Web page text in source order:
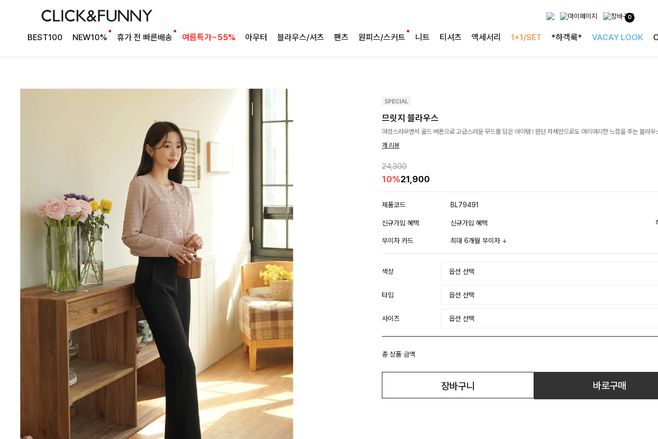
0
BEST100 NEW10% 휴가 전 빠른배송 여름특가~55% 아우터 블라우스/셔츠 팬츠 원피스/스커트 니트 티셔츠 액세서리 1+1/SET *하객룩* VACAY LOOK
므릿지 블라우스
여성스러우면서 골드 버튼으로 고급스러운 무드를 담은 아이템 ! 원단 자체만으로도 여리여리한 느낌을 주는 블라우
개 리뷰
24,300
10%21,900
제품코드 BL79491
신규가입 혜택 신규가입 혜택
무이자 카드 최대 6개월 무이자
색상
타입
사이즈
총 상품 금액
장바구니 바로구매